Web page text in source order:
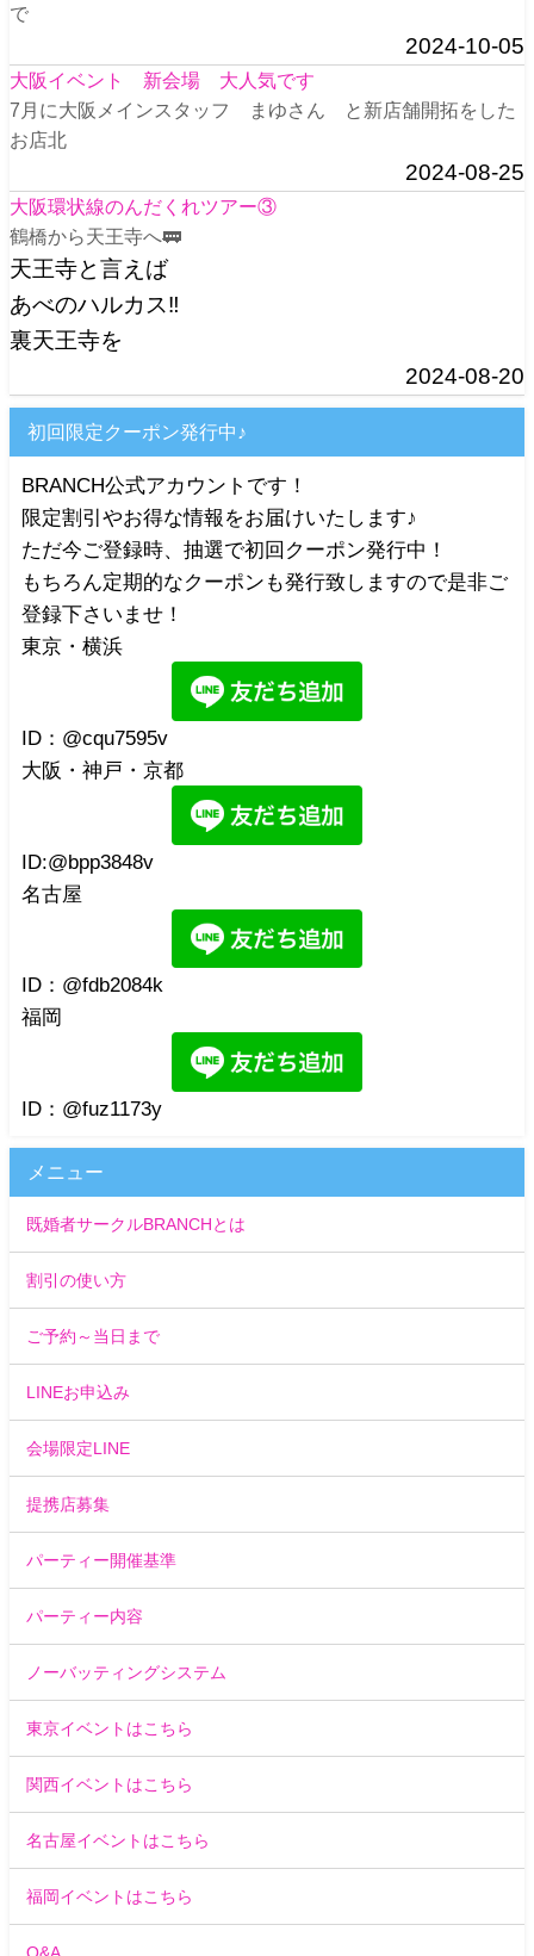
で
2024-10-05
大阪イベント 新会場 大人気です
7月に大阪メインスタッフ まゆさん と新店舗開拓をした
お店北
2024-08-25
大阪環状線のんだくれツアー③
鶴橋から天王寺へ🚃
天王寺と言えば
あべのハルカス‼️
裏天王寺を
2024-08-20
初回限定クーポン発行中♪
BRANCH公式アカウントです！
限定割引やお得な情報をお届けいたします♪
ただ今ご登録時、抽選で初回クーポン発行中！
もちろん定期的なクーポンも発行致しますので是非ご
登録下さいませ！
東京・横浜
ID：@cqu7595v
大阪・神戸・京都
ID:@bpp3848v
名古屋
ID：@fdb2084k
福岡
ID：@fuz1173y
メニュー
既婚者サークルBRANCHとは
割引の使い方
ご予約～当日まで
LINEお申込み
会場限定LINE
提携店募集
パーティー開催基準
パーティー内容
ノーバッティングシステム
東京イベントはこちら
関西イベントはこちら
名古屋イベントはこちら
福岡イベントはこちら
Q&A